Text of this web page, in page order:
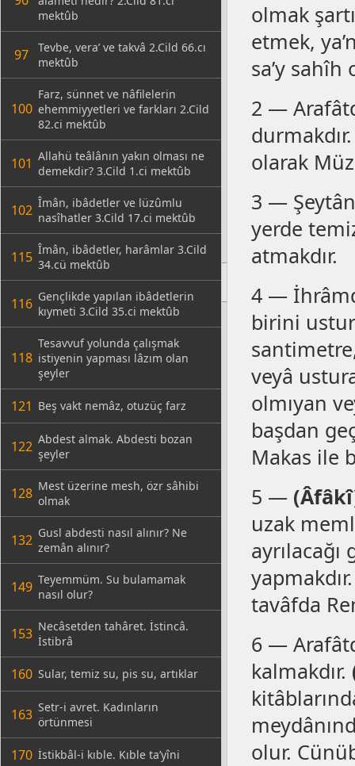
mektûb
97
Tevbe, vera’ ve takvâ 2.Cild 66.cı
mektûb
100
Farz, sünnet ve nâfilelerin
ehemmiyyetleri ve farkları 2.Cild
82.ci mektûb
101 Allahü teâlânın yakın olması ne
demekdir? 3.Cild 1.ci mektûb
102 Îmân, ibâdetler ve lüzûmlu
nasîhatler 3.Cild 17.ci mektûb
115 Îmân, ibâdetler, harâmlar 3.Cild
34.cü mektûb
116 Gençlikde yapılan ibâdetlerin
kıymeti 3.Cild 35.ci mektûb
118
Tesavvuf yolunda çalışmak
istiyenin yapması lâzım olan
şeyler
121 Beş vakt nemâz, otuzüç farz
122 Abdest almak. Abdesti bozan
şeyler
128 Mest üzerine mesh, özr sâhibi
olmak
132 Gusl abdesti nasıl alınır? Ne
zemân alınır?
149 Teyemmüm. Su bulamamak
nasıl olur?
153 Necâsetden tahâret. İstincâ.
İstibrâ
160 Sular, temiz su, pis su, artıklar
163 Setr-i avret. Kadınların
örtünmesi
170 İstikbâl-i kıble. Kıble ta’yîni
olmak
etmek,
sa’y sahîh
2 —
olarak
3 —
yerde
atmakdır.
4 —
birini
veyâ
olmıyan
başdan
Makas ile
5 —
uzak
tavâfda
6 —
kalmakdır.
olur.